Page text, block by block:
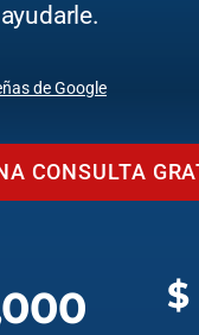
de Google
CONSULTA
$